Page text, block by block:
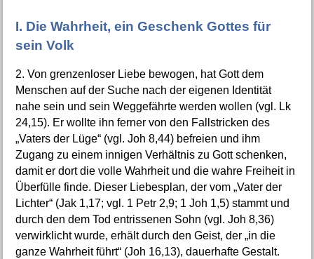
I. Die Wahrheit, ein Geschenk Gottes für
sein Volk
2. Von grenzenloser Liebe bewogen, hat Gott dem
Menschen auf der Suche nach der eigenen Identität
nahe sein und sein Weggefährte werden wollen (vgl. Lk
24,15). Er wollte ihn ferner von den Fallstricken des
„Vaters der Lüge“ (vgl. Joh 8,44) befreien und ihm
Zugang zu einem innigen Verhältnis zu Gott schenken,
damit er dort die volle Wahrheit und die wahre Freiheit in
Überfülle finde. Dieser Liebesplan, der vom „Vater der
Lichter“ (Jak 1,17; vgl. 1 Petr 2,9; 1 Joh 1,5) stammt und
durch den dem Tod entrissenen Sohn (vgl. Joh 8,36)
verwirklicht wurde, erhält durch den Geist, der „in die
ganze Wahrheit führt“ (Joh 16,13), dauerhafte Gestalt.